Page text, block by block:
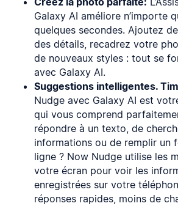
Galaxy AI améliore n’importe
quelques secondes. Ajoutez
des détails, recadrez votre
de nouveaux styles : tout se
avec Galaxy AI.
Suggestions intelligentes.
Nudge avec Galaxy AI est
qui vous comprend
répondre à un texto, de
informations ou de remplir un
ligne ? Now Nudge utilise les
votre écran pour voir les
enregistrées sur votre
réponses rapides, moins de